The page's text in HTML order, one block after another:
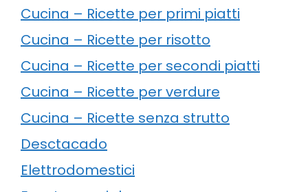
Cucina – Ricette per primi piatti
Cucina – Ricette per risotto
Cucina – Ricette per secondi piatti
Cucina – Ricette per verdure
Cucina – Ricette senza strutto
Desctacado
Elettrodomestici